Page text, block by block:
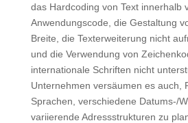
das Hardcoding von Text innerhalb
Anwendungscode, die Gestaltung
Breite, die Texterweiterung nicht
und die Verwendung von
internationale Schriften nicht
Unternehmen versäumen es auch,
Sprachen, verschiedene Datums-/
variierende Adressstrukturen zu